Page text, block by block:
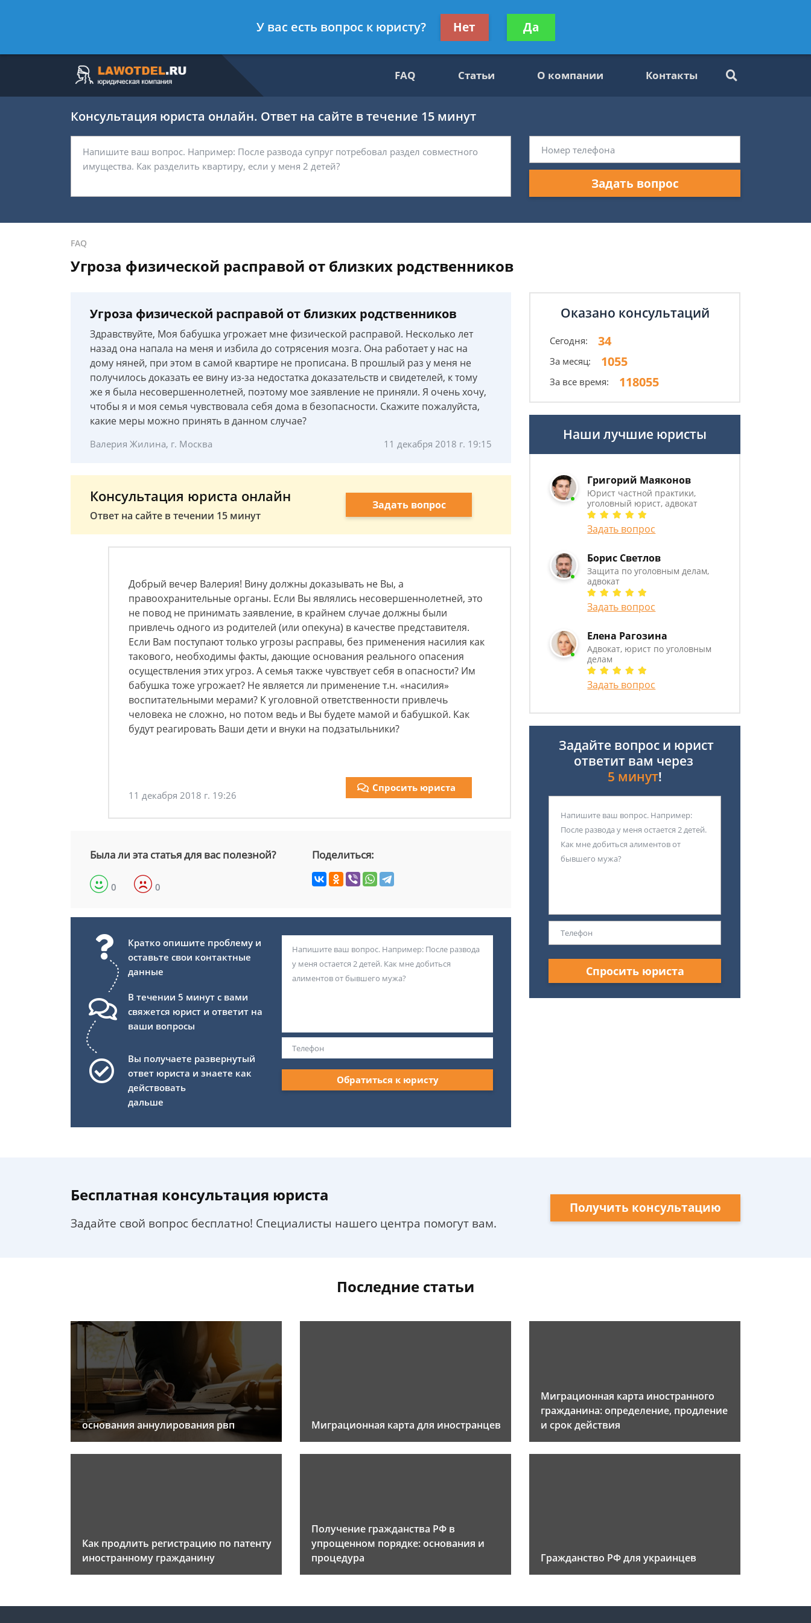
7 812 467-37-69
Получите консультацию
бесплатно
FAQ Статьи О компании Контакты
Консультация юриста онлайн. Ответ на сайте в течение 15 минут
Задать вопрос
FAQ
Угроза физической расправой от близких родственников
Угроза физической расправой от близких родственников
Здравствуйте, Моя бабушка угрожает мне физической расправой. Несколько лет
назад она напала на меня и избила до сотрясения мозга. Она работает у нас на
дому няней, при этом в самой квартире не прописана. В прошлый раз у меня не
получилось доказать ее вину из-за недостатка доказательств и свидетелей, к тому
же я была несовершеннолетней, поэтому мое заявление не приняли. Я очень хочу,
чтобы я и моя семья чувствовала себя дома в безопасности. Скажите пожалуйста,
какие меры можно принять в данном случае?
Валерия Жилина, г. Москва 11 декабря 2018 г. 19:15
Консультация юриста онлайн
Ответ на сайте в течении 15 минут
Задать вопрос
Добрый вечер Валерия! Вину должны доказывать не Вы, а
правоохранительные органы. Если Вы являлись несовершеннолетней, это
не повод не принимать заявление, в крайнем случае должны были
привлечь одного из родителей (или опекуна) в качестве представителя.
Если Вам поступают только угрозы расправы, без применения насилия как
такового, необходимы факты, дающие основания реального опасения
осуществления этих угроз. А семья также чувствует себя в опасности? Им
бабушка тоже угрожает? Не является ли применение т.н. «насилия»
воспитательными мерами? К уголовной ответственности привлечь
человека не сложно, но потом ведь и Вы будете мамой и бабушкой. Как
будут реагировать Ваши дети и внуки на подзатыльники?
11 декабря 2018 г. 19:26
Спросить юриста
Была ли эта статья для вас полезной?
0 0
Поделиться:
Кратко опишите проблему и
оставьте свои контактные
данные
В течении 5 минут с вами
свяжется юрист и ответит на
ваши вопросы
Вы получаете развернутый
ответ юриста и знаете как
действовать
дальше
Обратиться к юристу
Оказано консультаций
Сегодня: 34
За месяц: 1055
За все время: 118055
Наши лучшие юристы
Григорий Маяконов
Юрист частной практики,
уголовный юрист, адвокат
Задать вопрос
Борис Светлов
Защита по уголовным делам,
адвокат
Задать вопрос
Елена Рагозина
Адвокат, юрист по уголовным
делам
Задать вопрос
Задайте вопрос и юрист
ответит вам через
5 минут!
Спросить юриста
Бесплатная консультация юриста
Задайте свой вопрос бесплатно! Специалисты нашего центра помогут вам.
Получить консультацию
Последние статьи
основания аннулирования рвп Миграционная карта для иностранцев
Миграционная карта иностранного
гражданина: определение, продление
и срок действия
Как продлить регистрацию по патенту
иностранному гражданину
Получение гражданства РФ в
упрощенном порядке: основания и
процедура
Гражданство РФ для украинцев
У вас есть вопрос к юристу? Нет Да